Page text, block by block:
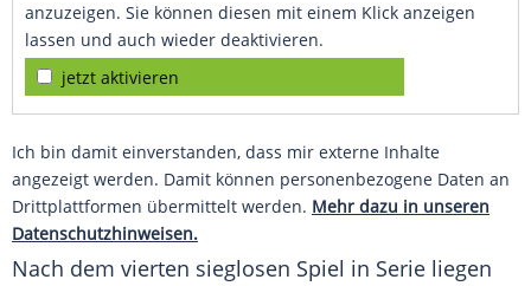
anzuzeigen. Sie können diesen mit einem Klick anzeigen
lassen und auch wieder deaktivieren.
jetzt aktivieren
Ich bin damit einverstanden, dass mir externe Inhalte
angezeigt werden. Damit können personenbezogene Daten an
Drittplattformen übermittelt werden. Mehr dazu in unseren
Datenschutzhinweisen.
Nach dem vierten sieglosen Spiel in Serie liegen